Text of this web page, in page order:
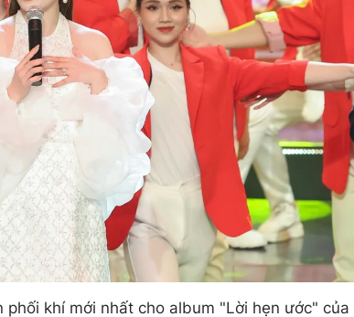
khí mới nhất cho album "Lời hẹn ước" của